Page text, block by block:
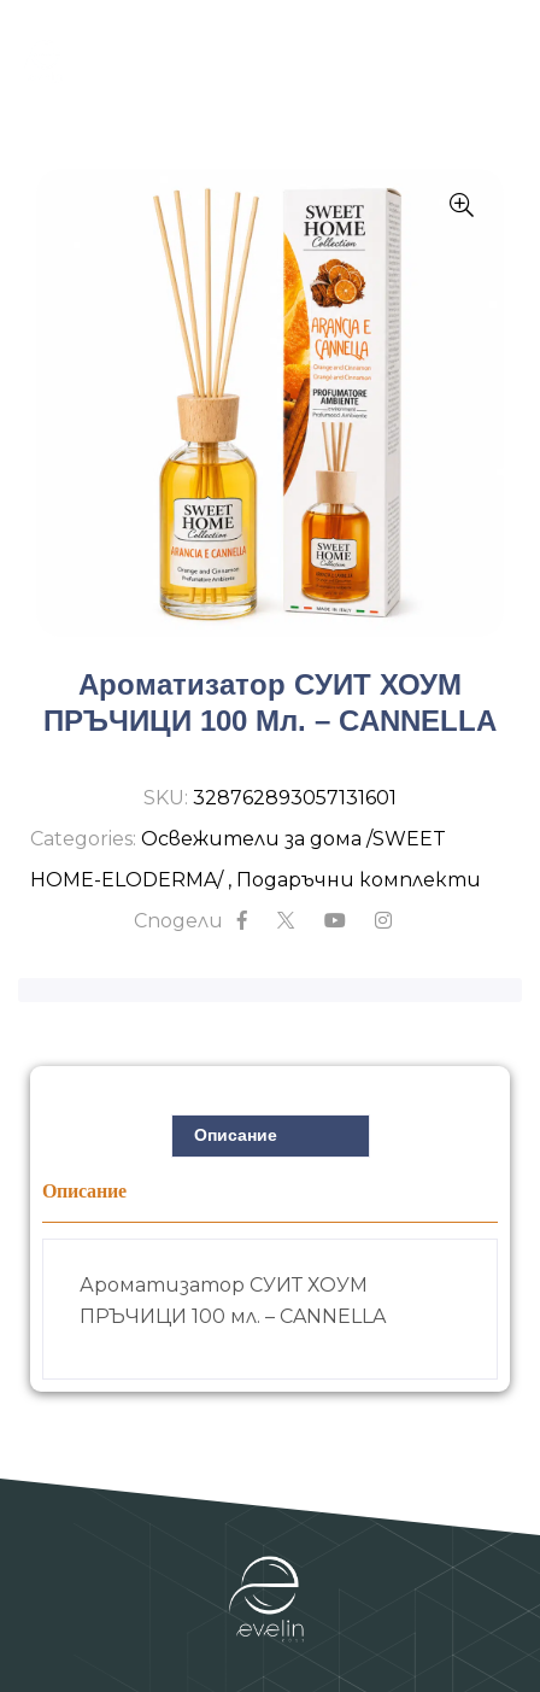
Ароматизатор СУИТ ХОУМ
ПРЪЧИЦИ 100 Мл. – CANNELLA
SKU: 328762893057131601
Categories: Освежители за дома /SWEET
HOME-ELODERMA/, Подаръчни комплекти
Сподели
Описание
Описание
Ароматизатор СУИТ ХОУМ
ПРЪЧИЦИ 100 мл. – CANNELLA